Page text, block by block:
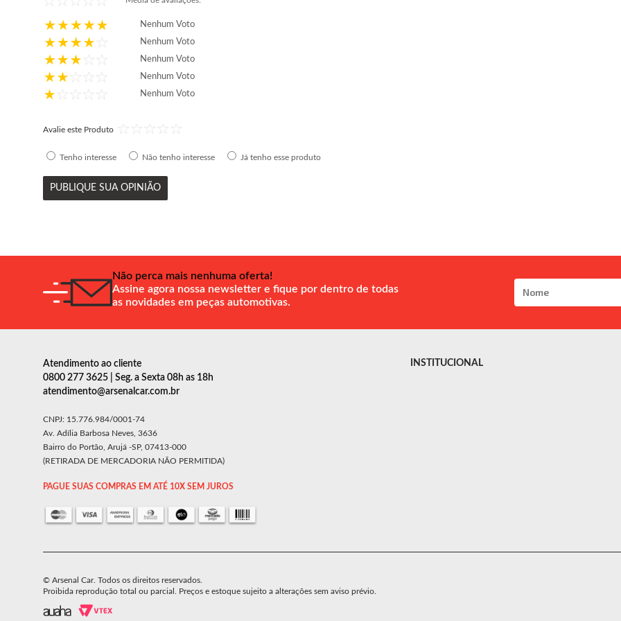
Nenhum Voto
Nenhum Voto
Nenhum Voto
Nenhum Voto
Nenhum Voto
Avalie este Produto
Tenho interesse Não tenho interesse Já tenho esse produto
PUBLIQUE SUA OPINIÃO
Não perca mais nenhuma oferta!
Assine agora nossa newsletter e fique por dentro de todas
as novidades em peças automotivas.
Atendimento ao cliente
0800 277 3625 | Seg. a Sexta 08h as 18h
atendimento@arsenalcar.com.br
CNPJ: 15.776.984/0001-74
Av. Adília Barbosa Neves, 3636
Bairro do Portão, Arujá -SP, 07413-000
(RETIRADA DE MERCADORIA NÃO PERMITIDA)
PAGUE SUAS COMPRAS EM ATÉ 10X SEM JUROS
INSTITUCIONAL
© Arsenal Car. Todos os direitos reservados.
Proibida reprodução total ou parcial. Preços e estoque sujeito a alterações sem aviso prévio.